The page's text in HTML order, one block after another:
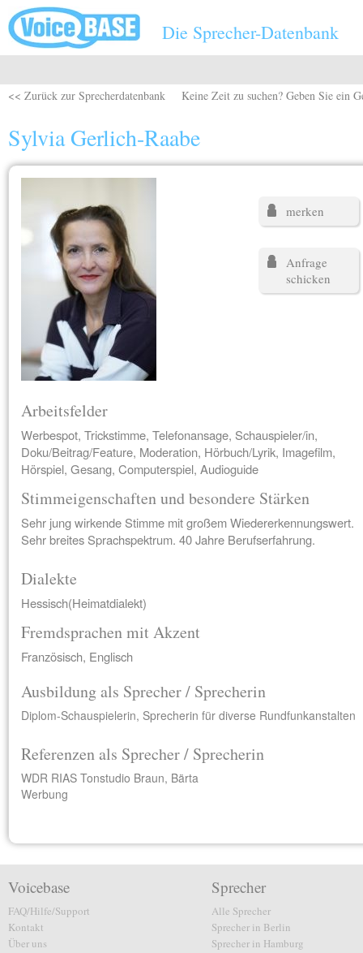
Direkt zum Inhalt
Die Sprecher-Datenbank
<< Zurück zur Sprecherdatenbank Keine Zeit zu suchen? Geben Sie ein
Sylvia Gerlich-Raabe
merken
Anfrage
schicken
Arbeitsfelder
Werbespot, Trickstimme, Telefonansage, Schauspieler/in,
Doku/Beitrag/Feature, Moderation, Hörbuch/Lyrik, Imagefilm,
Hörspiel, Gesang, Computerspiel, Audioguide
Stimmeigenschaften und besondere Stärken
Sehr jung wirkende Stimme mit großem Wiedererkennungswert.
Sehr breites Sprachspektrum. 40 Jahre Berufserfahrung.
Dialekte
Hessisch(Heimatdialekt)
Fremdsprachen mit Akzent
Französisch, Englisch
Ausbildung als Sprecher / Sprecherin
Diplom-Schauspielerin, Sprecherin für diverse Rundfunkanstalten
Referenzen als Sprecher / Sprecherin
WDR RIAS Tonstudio Braun, Bärta
Werbung
Voicebase
FAQ/Hilfe/Support
Kontakt
Über uns
Sprecher
Alle Sprecher
Sprecher in Berlin
Sprecher in Hamburg